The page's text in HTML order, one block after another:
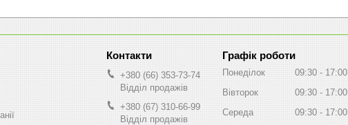
+380 (66) 353-73-74
Відділ продажів
+380 (67) 310-66-99
Відділ продажів
Графік роботи
Понеділок 09:30
17:00
Вівторок
09:30
17:00
Середа
09:30
17:00